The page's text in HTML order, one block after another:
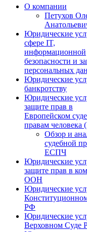
О компании
Петухов
Юридические
сфере IT,
информационной
безопасности и
персональных
Юридические
банкротству
Юридические
защите прав в
Европейском
правам
Обзор и
судебной
ЕСПЧ
Юридические
защите прав в
ООН
Юридические
РФ
Юридические
Верховном Суде